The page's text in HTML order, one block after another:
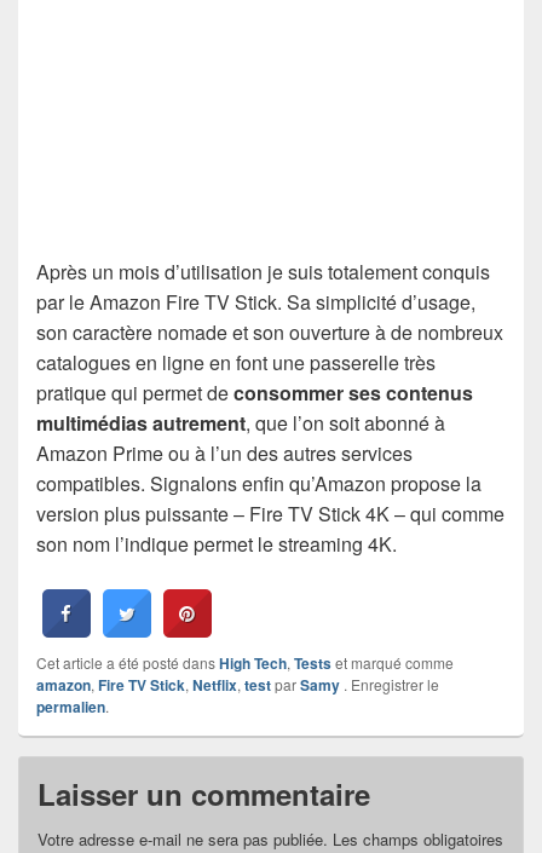
Après un mois d’utilisation je suis totalement conquis
par le Amazon Fire TV Stick. Sa simplicité d’usage,
son caractère nomade et son ouverture à de nombreux
catalogues en ligne en font une passerelle très
pratique qui permet deconsommer ses contenus
multimédias autrement, que l’on soit abonné à
Amazon Prime ou à l’un des autres services
compatibles. Signalons enfin qu’Amazon propose la
version plus puissante – Fire TV Stick 4K – qui comme
son nom l’indique permet le streaming 4K.
Cet article a été posté dansHigh Tech, Testset marqué comme
amazon, Fire TV Stick, Netflix, testparSamy . Enregistrer le
permalien.
Laisser un commentaire
Votre adresse e-mail ne sera pas publiée. Les champs obligatoires